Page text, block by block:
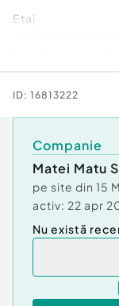
Etaj
Stare
ID: 16813222
Companie
Matei Matu
pe site din 15
activ: 22 apr
Nu există